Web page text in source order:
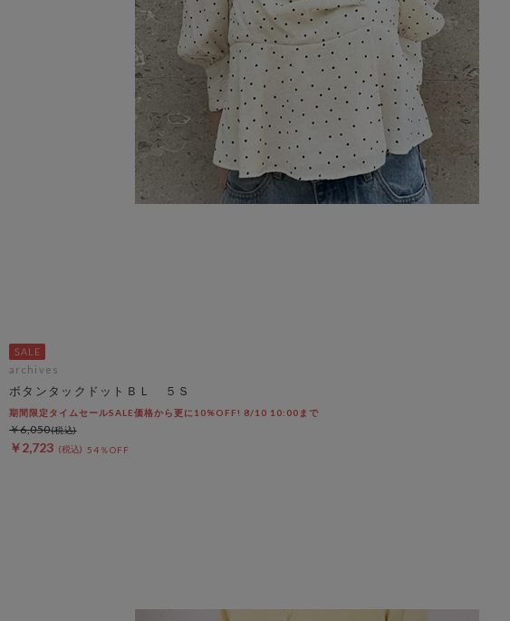
archives
ボタンタックドットＢＬ ５Ｓ
期間限定タイムセールSALE価格から更に10%OFF! 8/10 10:00まで
￥2,723 54％OFF
￥6,050